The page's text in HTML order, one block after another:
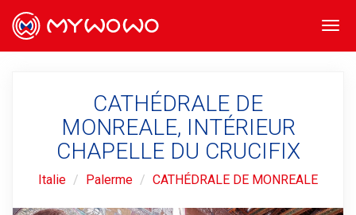
CATHÉDRALE DE
MONREALE, INTÉRIEUR
CHAPELLE DU CRUCIFIX
Italie Palerme CATHÉDRALE DE MONREALE